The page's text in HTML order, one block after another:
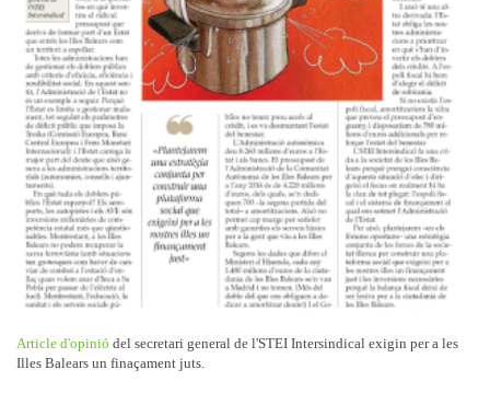
Article d'opinió del secretari general de l'STEI Intersindical exigin per a les
Illes Balears un finaçament juts.